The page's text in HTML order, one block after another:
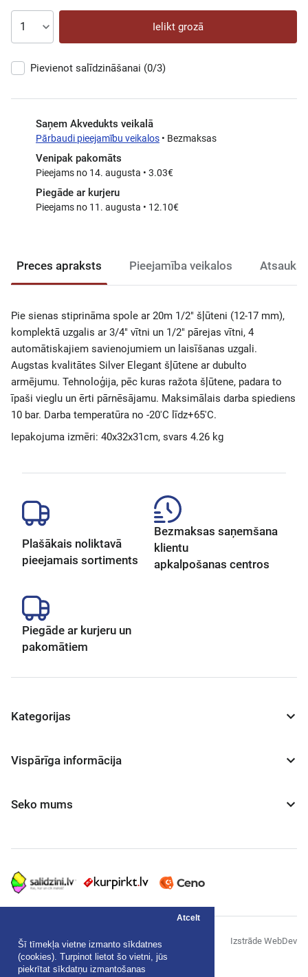
Šī tīmekļa vietne izmanto sīkdatnes
(cookies). Turpinot lietot šo vietni, jūs
piekrītat sīkdatņu izmantošanas
Atcelt
Preces apraksts Pieejamība veikalos
Pie sienas stiprināma spole ar 20m 1/2" šļūteni (12-17 mm),
komplektā uzgalis ar 3/4" vītni un 1/2" pārejas vītni, 4
automātiskajiem savienojumiem un laisīšanas uzgali.
Augstas kvalitātes Silver Elegant šļūtene ar dubulto
armējumu. Tehnoloģija, pēc kuras ražota šļūtene, padara to
īpaši vieglu un ērti pārnēsājamu. Maksimālais darba spiediens
10 bar. Darba temperatūra no -20'C līdz+65'C.
Iepakojuma izmēri: 40x32x31cm, svars 4.26 kg
Ielikt grozā
Pievienot salīdzināšanai (0/3)
Saņem Akvedukts veikalā
Pārbaudi pieejamību veikalos • Bezmaksas
Venipak pakomāts
Pieejams no 14. augusta • 3.03€
Piegāde ar kurjeru
Pieejams no 11. augusta • 12.10€
Plašākais noliktavā
pieejamais sortiments
Bezmaksas saņemšana
klientu
apkalpošanas centros
Piegāde ar kurjeru un
pakomātiem
Kategorijas
Vispārīga informācija
Seko mums
© "AS Akvedukts" 2026
Privātuma politika
Izstrāde WebDev